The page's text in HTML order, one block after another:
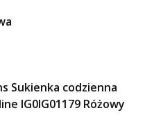
Sukienka codzienna
IG0IG01179 Różowy